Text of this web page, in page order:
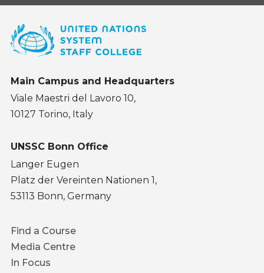
Main Campus and Headquarters
Viale Maestri del Lavoro 10,
10127 Torino, Italy
UNSSC Bonn Office
Langer Eugen
Platz der Vereinten Nationen 1,
53113 Bonn, Germany
Footer
menu
Find a Course
Media Centre
In Focus